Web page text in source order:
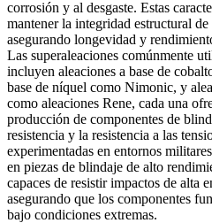
corrosión y al desgaste. Estas
mantener la integridad estructural
asegurando longevidad y
Las superaleaciones comúnmente
incluyen aleaciones a base de
base de níquel como Nimonic, y
como aleaciones Rene, cada una
producción de componentes de
resistencia y la resistencia a las
experimentadas en entornos
en piezas de blindaje de alto
capaces de resistir impactos de alta
asegurando que los componentes
bajo condiciones extremas.